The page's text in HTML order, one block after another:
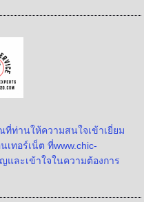
ท่านให้ความสนใจเข้าเยี่ยม
ทอร์เน็ต ที่www.chic-
และเข้าใจในความต้องการ